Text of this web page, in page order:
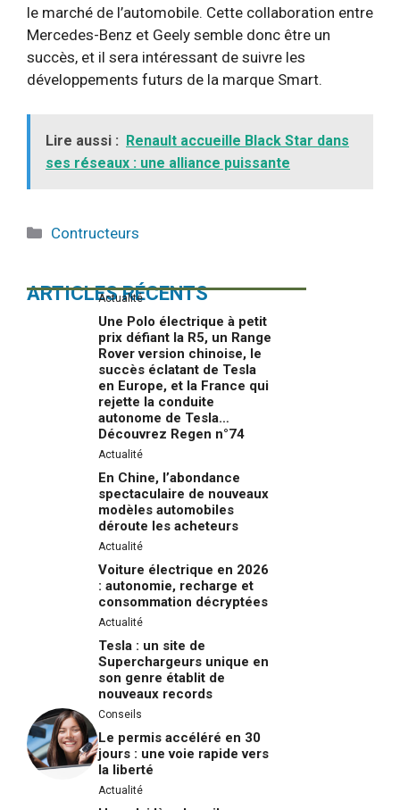
le marché de l’automobile. Cette collaboration entre
Mercedes-Benz et Geely semble donc être un
succès, et il sera intéressant de suivre les
développements futurs de la marque Smart.
Lire aussi : Renault accueille Black Star dans
ses réseaux : une alliance puissante
Catégories
Contructeurs
ARTICLES RÉCENTS
Actualité
Une Polo électrique à petit
prix défiant la R5, un Range
Rover version chinoise, le
succès éclatant de Tesla
en Europe, et la France qui
rejette la conduite
autonome de Tesla…
Découvrez Regen n°74
Actualité
En Chine, l’abondance
spectaculaire de nouveaux
modèles automobiles
déroute les acheteurs
Actualité
Voiture électrique en 2026
: autonomie, recharge et
consommation décryptées
Actualité
Tesla : un site de
Superchargeurs unique en
son genre établit de
nouveaux records
Conseils
Le permis accéléré en 30
jours : une voie rapide vers
la liberté
Actualité